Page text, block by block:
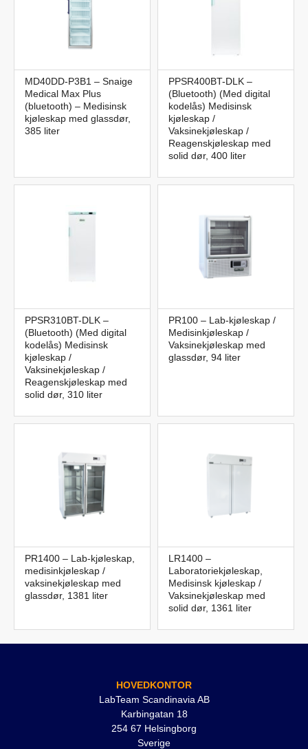
MD40DD-P3B1 – Snaige
Medical Max Plus
(bluetooth) – Medisinsk
kjøleskap med glassdør,
385 liter
PPSR400BT-DLK –
(Bluetooth) (Med digital
kodelås) Medisinsk
kjøleskap /
Vaksinekjøleskap /
Reagenskjøleskap med
solid dør, 400 liter
PPSR310BT-DLK –
(Bluetooth) (Med digital
kodelås) Medisinsk
kjøleskap /
Vaksinekjøleskap /
Reagenskjøleskap med
solid dør, 310 liter
PR100 – Lab-kjøleskap /
Medisinkjøleskap /
Vaksinekjøleskap med
glassdør, 94 liter
PR1400 – Lab-kjøleskap,
medisinkjøleskap /
vaksinekjøleskap med
glassdør, 1381 liter
LR1400 –
Laboratoriekjøleskap,
Medisinsk kjøleskap /
Vaksinekjøleskap med
solid dør, 1361 liter
HOVEDKONTOR
LabTeam Scandinavia AB
Karbingatan 18
254 67 Helsingborg
Sverige